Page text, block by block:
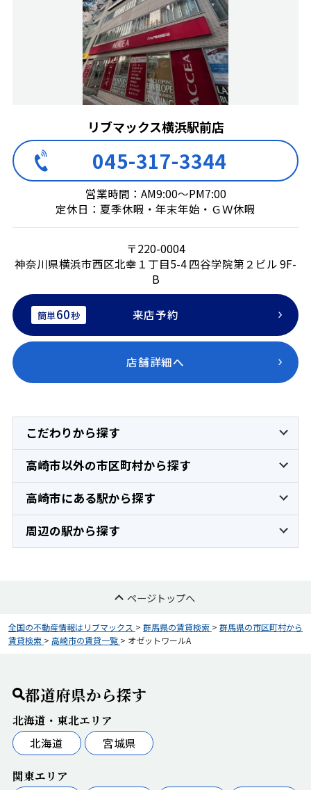
リブマックス横浜駅前店
045-317-3344
営業時間：AM9:00～PM7:00
定休日：夏季休暇・年末年始・ＧＷ休暇
〒220-0004
神奈川県横浜市西区北幸１丁目5-4 四谷学院第２ビル 9F-
B
簡単60秒 来店予約
店舗詳細へ
こだわりから探す
高崎市以外の市区町村から探す
高崎市にある駅から探す
周辺の駅から探す
ページトップへ
全国の不動産情報はリブマックス > 群馬県の賃貸検索 > 群馬県の市区町村から
賃貸検索 > 高崎市の賃貸一覧 > オゼットワールA
都道府県から探す
北海道・東北エリア
北海道
宮城県
関東エリア